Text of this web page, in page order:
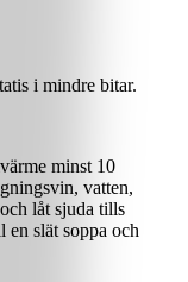
i mindre bitar.
minst 10
vatten,
låt sjuda tills
slät soppa och